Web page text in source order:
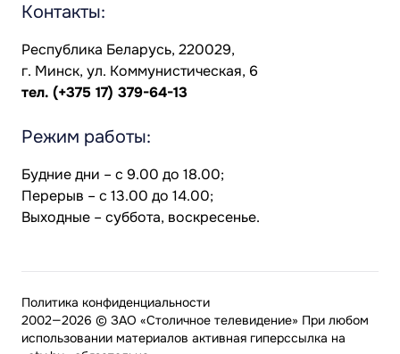
Контакты:
Республика Беларусь, 220029,
г. Минск, ул. Коммунистическая, 6
тел. (+375 17) 379-64-13
Режим работы:
Будние дни – с 9.00 до 18.00;
Перерыв – с 13.00 до 14.00;
Выходные – суббота, воскресенье.
2002—2026 © ЗАО «Столичное телевидение» При любом
использовании материалов активная гиперссылка на
Политика конфиденциальности